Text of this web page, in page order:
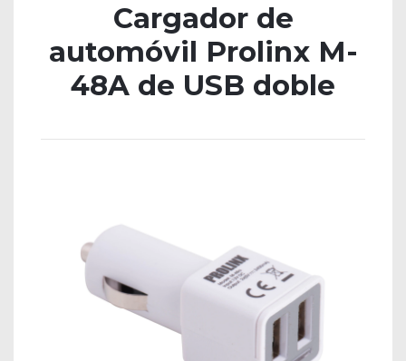
Cargador de
automóvil Prolinx M-
48A de USB doble